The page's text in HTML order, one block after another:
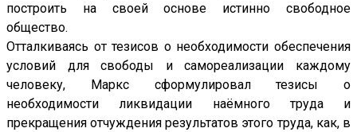
построить на своей основе истинно свободное
общество.
Отталкиваясь от тезисов о необходимости обеспечения
условий для свободы и самореализации каждому
человеку, Маркс сформулировал тезисы о
необходимости ликвидации наёмного труда и
прекращения отчуждения результатов этого труда, как, в